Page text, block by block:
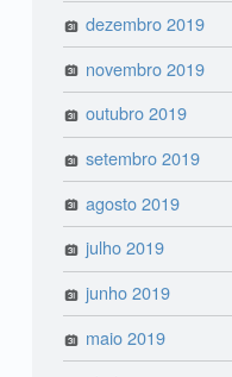
dezembro 2019
novembro 2019
outubro 2019
setembro 2019
agosto 2019
julho 2019
junho 2019
maio 2019